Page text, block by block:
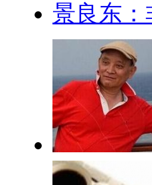
景良东